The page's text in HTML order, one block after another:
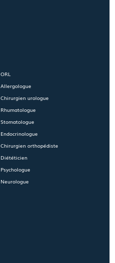
ORL
Allergologue
Chirurgien urologue
Rhumatologue
Stomatologue
Endocrinologue
Chirurgien orthopédiste
Diététicien
Psychologue
Neurologue